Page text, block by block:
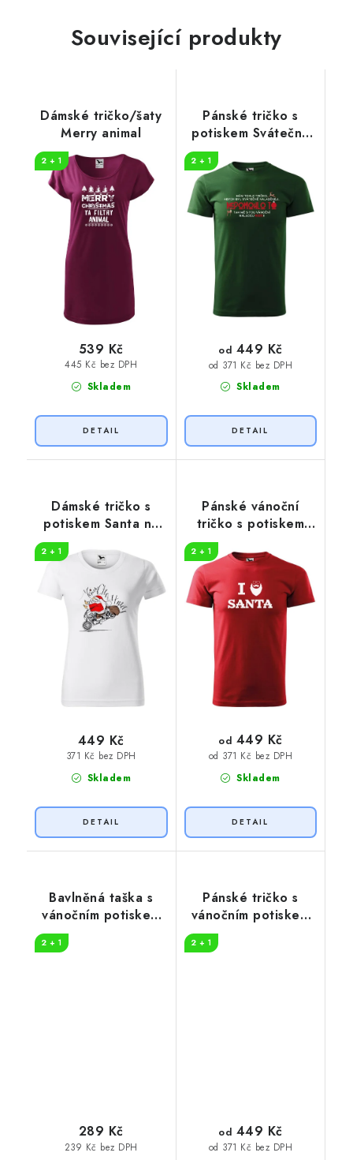
Související produkty
Dámské tričko/šaty
Merry animal
2 + 1
Skladem
445 Kč bez DPH
539 Kč
Pánské tričko s
potiskem Svátečně
2 + 1
Skladem
od 371 Kč bez DPH
od 449 Kč
Dámské tričko s
potiskem Santa na
2 + 1
Skladem
371 Kč bez DPH
449 Kč
Pánské vánoční
tričko s potiskem
2 + 1
Skladem
od 371 Kč bez DPH
od 449 Kč
Bavlněná taška s
vánočním potiskem
2 + 1
239 Kč bez DPH
289 Kč
Pánské tričko s
vánočním potiskem
2 + 1
od 371 Kč bez DPH
od 449 Kč